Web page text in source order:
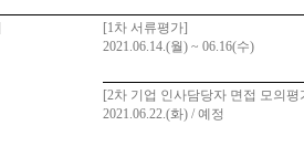
[1차 서류평가]
2021.06.14.(월) ~ 06.16(수)
[2차 기업 인사담당자 면접 모의평
2021.06.22.(화) /예정